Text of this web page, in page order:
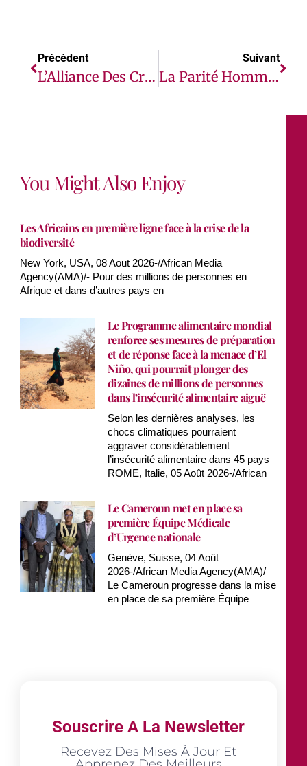
Précédent
L’Alliance Des Créatifs Africains Lancée Au Forum Urbain Africain À Addis-Abeba
Suivant
La Parité Hommes-Femmes Devrait Générer 287 Milliards De Dollars Pour L’économie Africaine D’ici À 2030 : Rapport De La Fondation Mastercard
You Might Also Enjoy
Les Africains en première ligne face à la crise de la
biodiversité
New York, USA, 08 Aout 2026-/African Media
Agency(AMA)/- Pour des millions de personnes en
Afrique et dans d’autres pays en
Le Programme alimentaire mondial
renforce ses mesures de préparation
et de réponse face à la menace d’El
Niño, qui pourrait plonger des
dizaines de millions de personnes
dans l’insécurité alimentaire aiguë
Selon les dernières analyses, les
chocs climatiques pourraient
aggraver considérablement
l’insécurité alimentaire dans 45 pays
ROME, Italie, 05 Août 2026-/African
Le Cameroun met en place sa
première Équipe Médicale
d’Urgence nationale
Genève, Suisse, 04 Août
2026-/African Media Agency(AMA)/ –
Le Cameroun progresse dans la mise
en place de sa première Équipe
Souscrire A La Newsletter
Recevez Des Mises À Jour Et